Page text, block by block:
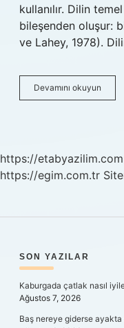
kullanılır. Dilin
bileşenden oluşur:
ve Lahey, 1978).
Devamını okuyun
Temel
https://etabyazilim.com
https://egim.com.tr
SON YAZILAR
Kaburgada çatlak nasıl
Ağustos 7, 2026
Baş nereye giderse